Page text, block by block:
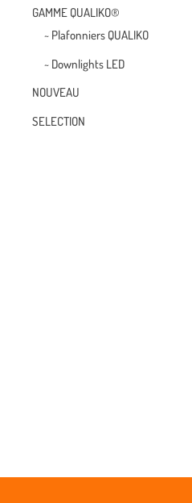
GAMME QUALIKO®
~ Plafonniers QUALIKO
~ Downlights LED
NOUVEAU
SELECTION